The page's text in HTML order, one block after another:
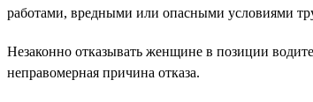
работами, вредными или опасными условиями
Незаконно отказывать женщине в позиции
неправомерная причина отказа.